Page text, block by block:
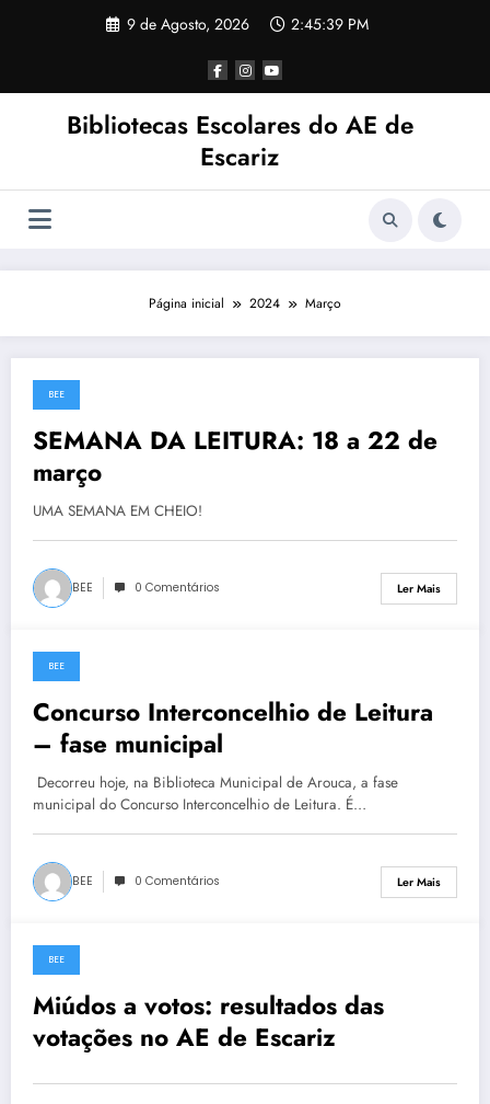
9 de Agosto, 2026 2:45:39 PM
Bibliotecas Escolares do AE de
Escariz
Página inicial 2024 Março
16 de Março, 2024
BEE
SEMANA DA LEITURA: 18 a 22 de
março
UMA SEMANA EM CHEIO!
BEE 0 Comentários Ler Mais
15 de Março, 2024
BEE
Concurso Interconcelhio de Leitura
– fase municipal
Decorreu hoje, na Biblioteca Municipal de Arouca, a fase
municipal do Concurso Interconcelhio de Leitura. É…
BEE 0 Comentários Ler Mais
12 de Março, 2024
BEE
Miúdos a votos: resultados das
votações no AE de Escariz